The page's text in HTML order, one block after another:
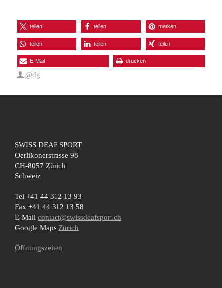
teilen teilen merken
teilen teilen teilen
E-Mail drucken
@dg
SWISS DEAF SPORT
Oerlikonerstrasse 98
CH-8057 Zürich
Schweiz
Tel +41 44 312 13 93
Fax +41 44 312 13 58
E-Mail contact@swissdeafsport.ch
Google Maps Zürich
Öffnungszeiten